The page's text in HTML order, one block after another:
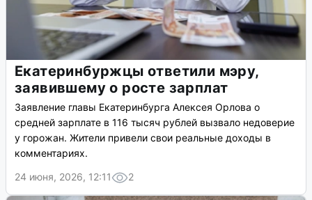
Екатеринбуржцы ответили мэру,
заявившему о росте зарплат
Заявление главы Екатеринбурга Алексея Орлова о
средней зарплате в 116 тысяч рублей вызвало недоверие
у горожан. Жители привели свои реальные доходы в
комментариях.
24 июня, 2026, 12:11
2